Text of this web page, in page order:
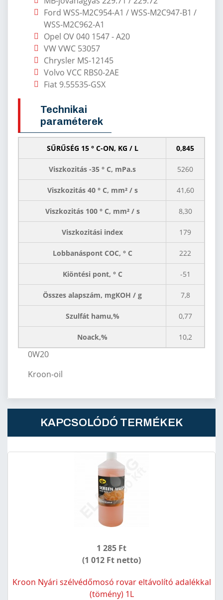
Ford WSS-M2C954-A1 / WSS-M2C947-B1 /
WSS-M2C962-A1
Opel OV 040 1547 - A20
VW VWC 53057
Chrysler MS-12145
Volvo VCC RBS0-2AE
Fiat 9.55535-GSX
Technikai
paraméterek
SŰRŰSÉG 15 ° C-ON, KG / L 0,845
Viszkozitás -35 ° C, mPa.s 5260
Viszkozitás 40 ° C, mm² / s 41,60
Viszkozitás 100 ° C, mm² / s 8,30
Viszkozitási index 179
Lobbanáspont COC, ° C 222
Kiöntési pont, ° C -51
Összes alapszám, mgKOH / g 7,8
Szulfát hamu,% 0,77
Noack,% 10,2
0W20
Kroon-oil
KAPCSOLÓDÓ TERMÉKEK
1 285 Ft
(1 012 Ft netto)
Kroon Nyári szélvédőmosó rovar eltávolító adalékkal
(tömény) 1L